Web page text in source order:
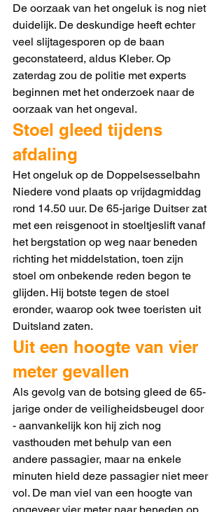
De oorzaak van het ongeluk is nog niet
duidelijk. De deskundige heeft echter
veel slijtagesporen op de baan
geconstateerd, aldus Kleber. Op
zaterdag zou de politie met experts
beginnen met het onderzoek naar de
oorzaak van het ongeval.
Stoel gleed tijdens
afdaling
Het ongeluk op de Doppelsesselbahn
Niedere vond plaats op vrijdagmiddag
rond 14.50 uur. De 65-jarige Duitser zat
met een reisgenoot in stoeltjeslift vanaf
het bergstation op weg naar beneden
richting het middelstation, toen zijn
stoel om onbekende reden begon te
glijden. Hij botste tegen de stoel
eronder, waarop ook twee toeristen uit
Duitsland zaten.
Uit een hoogte van vier
meter gevallen
Als gevolg van de botsing gleed de 65-
jarige onder de veiligheidsbeugel door
- aanvankelijk kon hij zich nog
vasthouden met behulp van een
andere passagier, maar na enkele
minuten hield deze passagier niet meer
vol. De man viel van een hoogte van